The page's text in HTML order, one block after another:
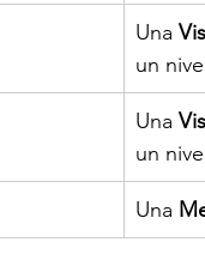
​Una
un
​Una
un
Una